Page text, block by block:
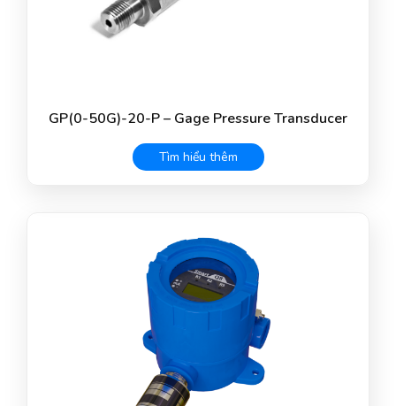
GP(0-50G)-20-P – Gage Pressure Transducer
Tìm hiểu thêm